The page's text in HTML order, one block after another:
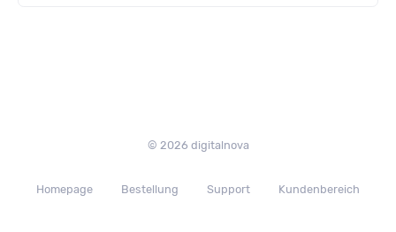
© 2026 digitalnova
Homepage Bestellung Support Kundenbereich